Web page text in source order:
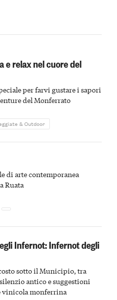
e relax nel cuore del
per farvi gustare i sapori
del Monferrato
& Outdoor
di arte contemporanea
Ruata
Infernot: Infernot degli
sotto il Municipio, tra
antico e suggestioni
vinicola monferrina